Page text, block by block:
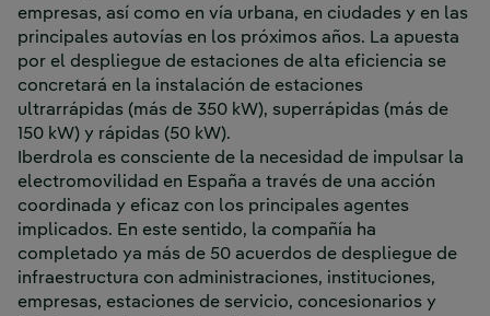
empresas, así como en vía urbana, en ciudades y en las
principales autovías en los próximos años. La apuesta
por el despliegue de estaciones de alta eficiencia se
concretará en la instalación de estaciones
ultrarrápidas (más de 350 kW), superrápidas (más de
150 kW) y rápidas (50 kW).
Iberdrola es consciente de la necesidad de impulsar la
electromovilidad en España a través de una acción
coordinada y eficaz con los principales agentes
implicados. En este sentido, la compañía ha
completado ya más de 50 acuerdos de despliegue de
infraestructura con administraciones, instituciones,
empresas, estaciones de servicio, concesionarios y